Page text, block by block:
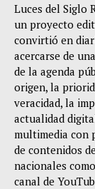
Luces del Siglo
un proyecto
convirtió en
acercarse de
de la agenda
origen, la
veracidad, la
actualidad
multimedia con
de contenidos
nacionales
canal de